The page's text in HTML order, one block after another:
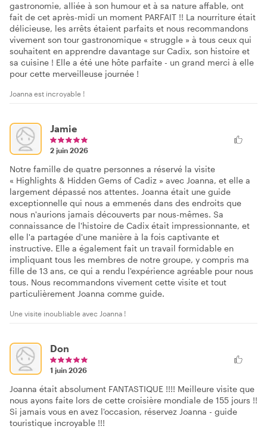
gastronomie, alliée à son humour et à sa nature affable, ont
fait de cet après-midi un moment PARFAIT !! La nourriture était
délicieuse, les arrêts étaient parfaits et nous recommandons
vivement son tour gastronomique « struggle » à tous ceux qui
souhaitent en apprendre davantage sur Cadix, son histoire et
sa cuisine ! Elle a été une hôte parfaite - un grand merci à elle
pour cette merveilleuse journée !
Joanna est incroyable !
Jamie
2 juin 2026
Notre famille de quatre personnes a réservé la visite
« Highlights & Hidden Gems of Cadiz » avec Joanna, et elle a
largement dépassé nos attentes. Joanna était une guide
exceptionnelle qui nous a emmenés dans des endroits que
nous n'aurions jamais découverts par nous-mêmes. Sa
connaissance de l'histoire de Cadix était impressionnante, et
elle l'a partagée d'une manière à la fois captivante et
instructive. Elle a également fait un travail formidable en
impliquant tous les membres de notre groupe, y compris ma
fille de 13 ans, ce qui a rendu l'expérience agréable pour nous
tous. Nous recommandons vivement cette visite et tout
particulièrement Joanna comme guide.
Une visite inoubliable avec Joanna !
Don
1 juin 2026
Joanna était absolument FANTASTIQUE !!!! Meilleure visite que
nous ayons faite lors de cette croisière mondiale de 155 jours !!
Si jamais vous en avez l'occasion, réservez Joanna - guide
touristique incroyable !!!